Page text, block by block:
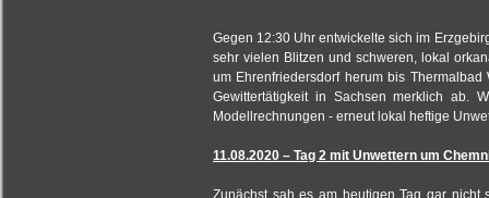
Gegen 12:30 Uhr entwickelte sich im
sehr vielen Blitzen und schweren, lokal
um Ehrenfriedersdorf herum bis
Gewittertätigkeit in Sachsen merklich ab.
Modellrechnungen - erneut lokal heftige
11.08.2020 – Tag 2 mit Unwettern um
Zunächst sah es am heutigen Tag gar